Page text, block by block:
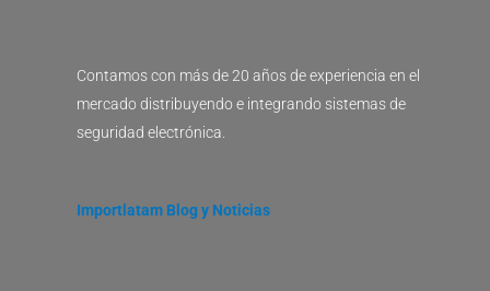
Contamos con más de 20 años de experiencia en el
mercado distribuyendo e integrando sistemas de
seguridad electrónica.
Importlatam Blog y Noticias